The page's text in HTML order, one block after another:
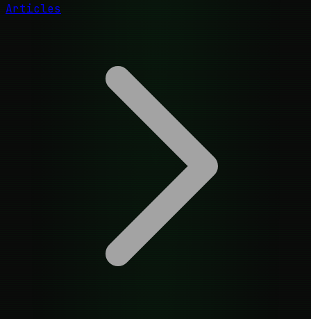
Articles